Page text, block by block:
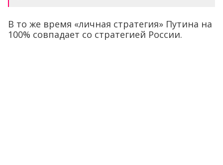
В то же время «личная стратегия» Путина на
100% совпадает со стратегией России.